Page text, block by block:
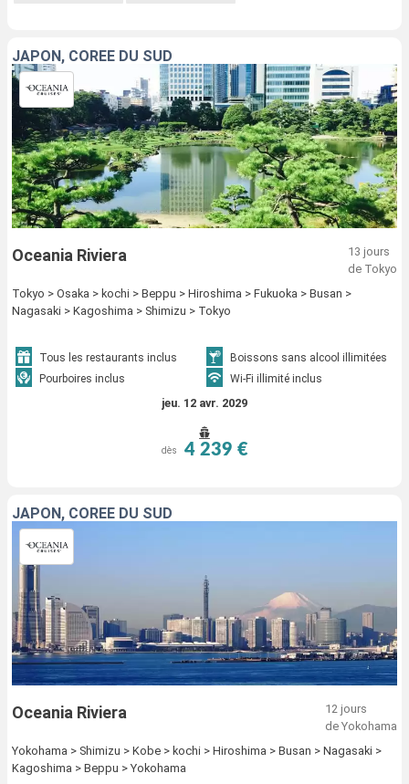
JAPON, CORÉE DU SUD
Oceania Riviera
13 jours
de Tokyo
Tokyo > Osaka > kochi > Beppu > Hiroshima > Fukuoka > Busan >
Nagasaki > Kagoshima > Shimizu > Tokyo
Tous les restaurants inclus
Boissons sans alcool illimitées
Pourboires inclus
Wi-Fi illimité inclus
jeu. 12 avr. 2029
dès 4 239 €
JAPON, CORÉE DU SUD
Oceania Riviera
12 jours
de Yokohama
Yokohama > Shimizu > Kobe > kochi > Hiroshima > Busan > Nagasaki >
Kagoshima > Beppu > Yokohama